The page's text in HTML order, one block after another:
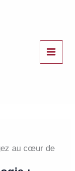
au cœur de